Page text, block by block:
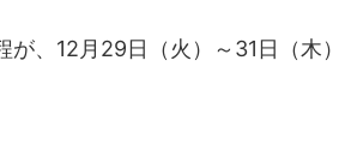
が、12月29日（火）～31日（木）